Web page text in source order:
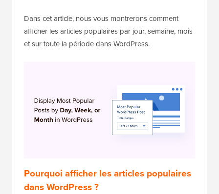
Dans cet article, nous vous montrerons comment
afficher les articles populaires par jour, semaine, mois
et sur toute la période dans WordPress.
Pourquoi afficher les articles populaires
dans WordPress ?